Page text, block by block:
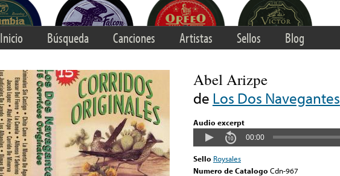
Inicio Búsqueda Canciones Artistas Sellos Blog
Abel Arizpe
de Los Dos Navegantes
Audio excerpt
00:00
Sello Roysales
Numero de Catalogo Cdn-967